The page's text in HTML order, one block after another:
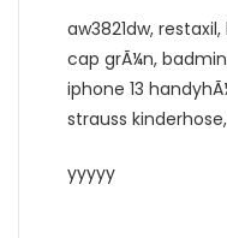
aw3821dw,
cap grÃ¼n,
iphone 13
strauss
yyyyy